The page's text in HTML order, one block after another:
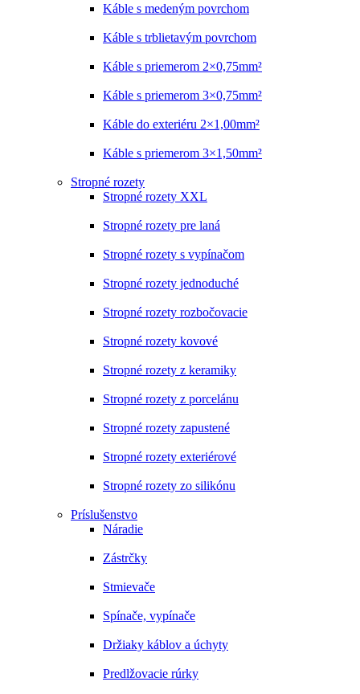
Káble s medeným povrchom
Káble s trblietavým povrchom
Káble s priemerom 2×0,75mm²
Káble s priemerom 3×0,75mm²
Káble do exteriéru 2×1,00mm²
Káble s priemerom 3×1,50mm²
Stropné rozety
Stropné rozety XXL
Stropné rozety pre laná
Stropné rozety s vypínačom
Stropné rozety jednoduché
Stropné rozety rozbočovacie
Stropné rozety kovové
Stropné rozety z keramiky
Stropné rozety z porcelánu
Stropné rozety zapustené
Stropné rozety exteriérové
Stropné rozety zo silikónu
Príslušenstvo
Náradie
Zástrčky
Stmievače
Spínače, vypínače
Držiaky káblov a úchyty
Predlžovacie rúrky